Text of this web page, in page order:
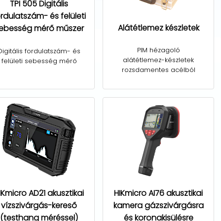
TPI 505 Digitális
és felületi
mérő műszer
fordulatszám- és
felületi sebesség mérő
Alátétlemez készletek
PIM hézagoló
alátétlemez-készletek
rozsdamentes acélból
AD21 akusztikai
vízszivárgás-kereső
(testhang méréssel)
HIKmicro AI76 akusztikai
kamera gázszivárgásra
és koronakisülésre